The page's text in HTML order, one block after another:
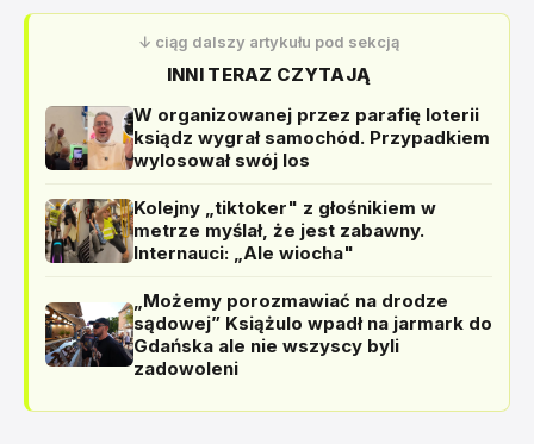
↓ ciąg dalszy artykułu pod sekcją
INNI TERAZ CZYTAJĄ
W organizowanej przez parafię loterii
ksiądz wygrał samochód. Przypadkiem
wylosował swój los
Kolejny „tiktoker" z głośnikiem w
metrze myślał, że jest zabawny.
Internauci: „Ale wiocha"
„Możemy porozmawiać na drodze
sądowej” Książulo wpadł na jarmark do
Gdańska ale nie wszyscy byli
zadowoleni